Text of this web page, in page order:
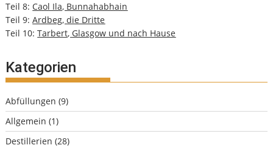
Teil 8: Caol Ila, Bunnahabhain
Teil 9:Ardbeg, die Dritte
Teil 10:Tarbert, Glasgow und nach Hause
Kategorien
Abfüllungen (9)
Allgemein (1)
Destillerien (28)